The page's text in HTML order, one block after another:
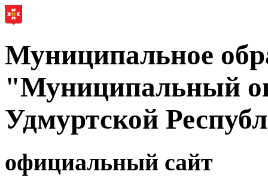
Муниципальное
"Муниципальный
Удмуртской
официальный сайт